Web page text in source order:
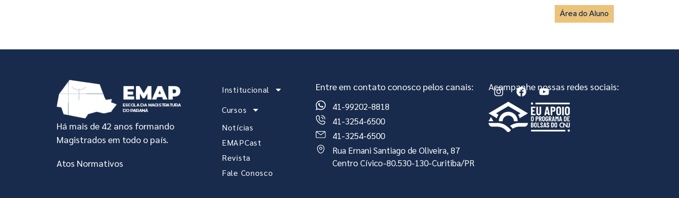
Área do Aluno
Há mais de 42 anos formando
Magistrados em todo o país.
Atos Normativos
Institucional
Cursos
Notícias
EMAPCast
Revista
Fale Conosco
Entre em contato conosco pelos canais:
41-99202-8818
41-3254-6500
41-3254-6500
Rua Ernani Santiago de Oliveira, 87
Centro Cívico-80.530-130-Curitiba/PR
Acompanhe nossas redes sociais: